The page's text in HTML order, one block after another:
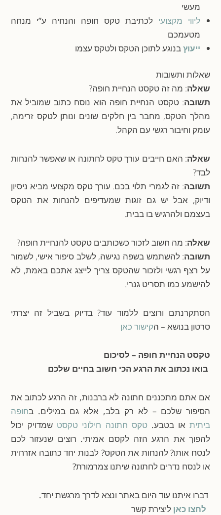
מעשי
ליווי מקצועילכתיבת טקס חופה והנחיה ע”י מנחה
מטעמכם
ייעוץבנוגע לתוכן הטקס ולטקס עצמו
שאלות ותשובות
שאלה: מה זה טקסט הנחיית חופה?
תשובה: טקסט הנחיית חופה הוא נוסח כתוב שמוביל את
מהלך הטקס, מחבר בין חלקים שונים ונותן לטקס זרימה,
עומק וחיבור רגשי עם הקהל.
שאלה: האם חייבים עורך טקס לחתונה או שאפשר להנחות
לבד?
תשובה: זה לגמרי תלוי בכם. עורך טקס מקצועי מביא ניסיון
ודיוק, אבל יש גם זוגות שמעדיפים להנחות את הטקס
בעצמם ולהרגיש בו בבית.
שאלה: מה חשוב לזכור כשכותבים טקסט להנחיית חופה?
תשובה: להשתמש בשפה נגישה, לשלב סיפור אישי, לשמור
על רצף רגשי ולזכור שהטקס צריך לייצג אתכם באמת, לא
להישמע כמו תסריט גנרי.
הסתקרנתם ורוצים ללמוד עוד? בדיוק בשביל זה יצרתי
סרטון בנושא – הקישור כאן
טקסט הנחיית חופה – לסיכום
בואו נכתוב את הרגע הכי חשוב בחיים שלכם
אם אתם מתכננים חתונה לא ברבנות, זה הרגע לכתוב את
הסיפור שלכם – לא רק בלב, אלא גם במילים. בחופה
ביתיתאו בטבע. טקס חתונה חילוני טקסטשמדויק יכול
להפוך את הרגע הזה לקסם אמיתי. רוצים שנעזור לכם
לנסח אותו? להנחות את הטקס? לבנות יחד כתובה אזרחית
או לנסח נדרים לחתונה שיתנו צמרמורת?
דברו איתנו עוד היום באתר ונצא לדרך מרגשת יחד.
לחצו כאןליצירת קשר